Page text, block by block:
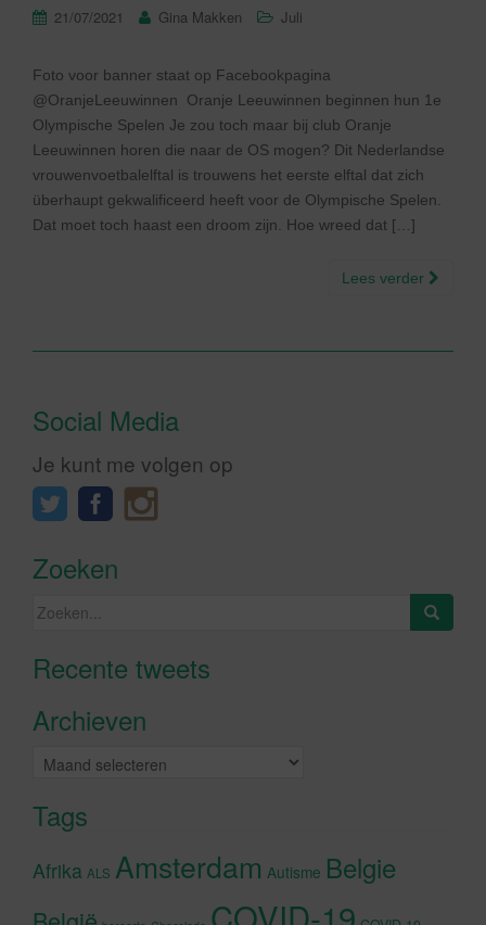
21/07/2021 Gina Makken Juli
Foto voor banner staat op Facebookpagina
@OranjeLeeuwinnen Oranje Leeuwinnen beginnen hun 1e
Olympische Spelen Je zou toch maar bij club Oranje
Leeuwinnen horen die naar de OS mogen? Dit Nederlandse
vrouwenvoetbalelftal is trouwens het eerste elftal dat zich
überhaupt gekwalificeerd heeft voor de Olympische Spelen.
Dat moet toch haast een droom zijn. Hoe wreed dat […]
Lees verder
Social Media
Je kunt me volgen op
Zoeken
Zoeken
Recente tweetsKlik om marketing cookies te
Archieven
Archieven
Tags
Afrika ALS Amsterdam Autisme Belgie